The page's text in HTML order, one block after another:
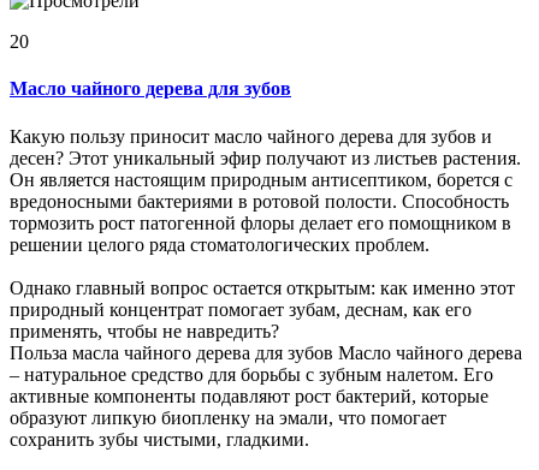
20
Масло чайного дерева для зубов
Какую пользу приносит масло чайного дерева для зубов и
десен? Этот уникальный эфир получают из листьев растения.
Он является настоящим природным антисептиком, борется с
вредоносными бактериями в ротовой полости. Способность
тормозить рост патогенной флоры делает его помощником в
решении целого ряда стоматологических проблем.
Однако главный вопрос остается открытым: как именно этот
природный концентрат помогает зубам, деснам, как его
применять, чтобы не навредить?
Польза масла чайного дерева для зубов Масло чайного дерева
– натуральное средство для борьбы с зубным налетом. Его
активные компоненты подавляют рост бактерий, которые
образуют липкую биопленку на эмали, что помогает
сохранить зубы чистыми, гладкими.